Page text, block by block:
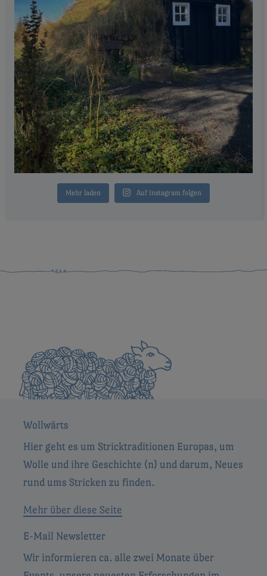
Mehr laden Auf Instagram folgen
Wollwärts
Hier geht es um Stricktraditionen Europas, um
Wolle und ihre Geschichte (n) und darum, Neues
rund ums Stricken zu finden.
Mehr über diese Seite
E-Mail Newsletter
Wir informieren ca. alle zwei Monate über